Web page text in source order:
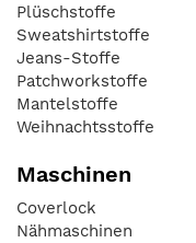
Plüschstoffe
Sweatshirtstoffe
Jeans-Stoffe
Patchworkstoffe
Mantelstoffe
Weihnachtsstoffe
Maschinen
Coverlock
Nähmaschinen